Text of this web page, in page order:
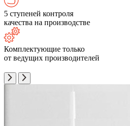
5 ступеней контроля
качества на производстве
Комплектующие только
от ведущих производителей